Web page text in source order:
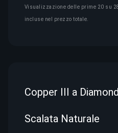
Visualizzazione delle prime 20 su
incluse nel prezzo totale.
Copper III a
Scalata Naturale